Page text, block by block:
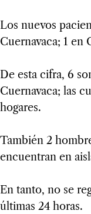
Los nuevos
Cuernavaca; 1 en
De esta cifra, 6
Cuernavaca; las
hogares.
También 2
encuentran en
En tanto, no se
últimas 24 horas.